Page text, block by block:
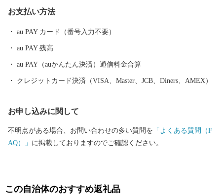
お支払い方法
au PAY カード（番号入力不要）
au PAY 残高
au PAY（auかんたん決済）通信料金合算
クレジットカード決済（VISA、Master、JCB、Diners、AMEX）
お申し込みに関して
不明点がある場合、お問い合わせの多い質問を 「よくある質問（F
AQ）」 に掲載しておりますのでご確認ください。
この自治体のおすすめ返礼品